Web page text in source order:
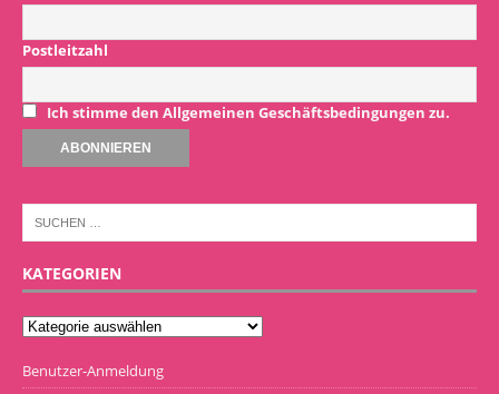
Postleitzahl
Ich stimme den Allgemeinen Geschäftsbedingungen zu.
KATEGORIEN
Benutzer-Anmeldung